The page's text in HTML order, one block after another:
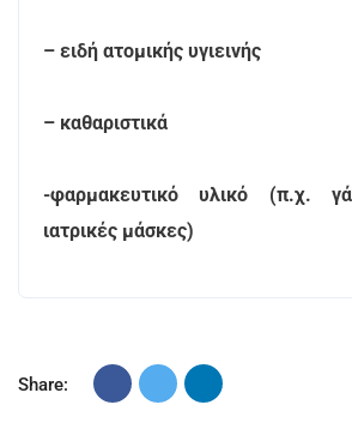
– ειδή ατομικής υγιεινής
– καθαριστικά
-φαρμακευτικό υλικό (π.χ.
ιατρικές μάσκες)
Share: